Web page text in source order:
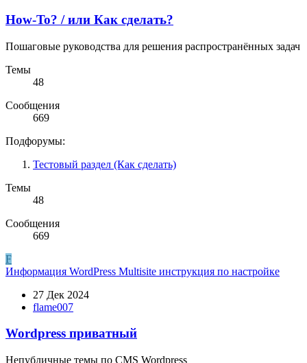
How-To? / или Как сделать?
Пошаговые руководства для решения распространённых задач
Темы
48
Сообщения
669
Подфорумы:
Тестовый раздел (Как сделать)
Темы
48
Сообщения
669
F
Информация WordPress Multisite инструкция по настройке
27 Дек 2024
flame007
Wordpress приватный
Непубличные темы по CMS Wordpress